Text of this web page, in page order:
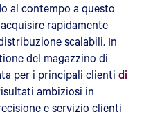
al contempo a questo
rapidamente
scalabili. In
del magazzino di
per i principali clienti di
ambiziosi in
e servizio clienti